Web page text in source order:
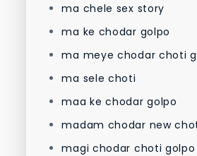
ma chele sex story
ma ke chodar golpo
ma meye chodar choti
ma sele choti
maa ke chodar golpo
madam chodar new
magi chodar choti golpo